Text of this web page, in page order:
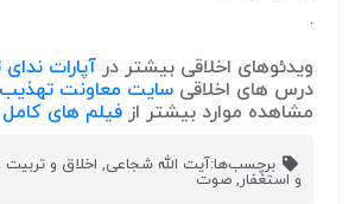
.
ویدئوهای اخلاقی بیشتر در آپارات
درس های اخلاقی سایت معاونت
مشاهده موارد بیشتر از فیلم های
برچسب‌ها:آیت الله شجاعی, اخلاق و
و استغفار, صوت